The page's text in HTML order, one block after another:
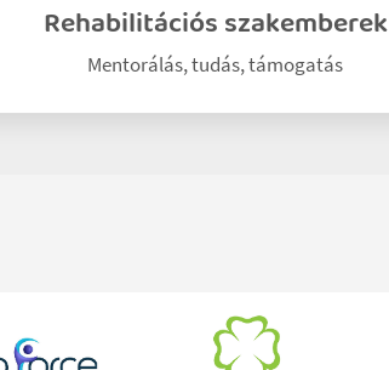
Rehabilitációs szakemberek
Mentorálás, tudás, támogatás